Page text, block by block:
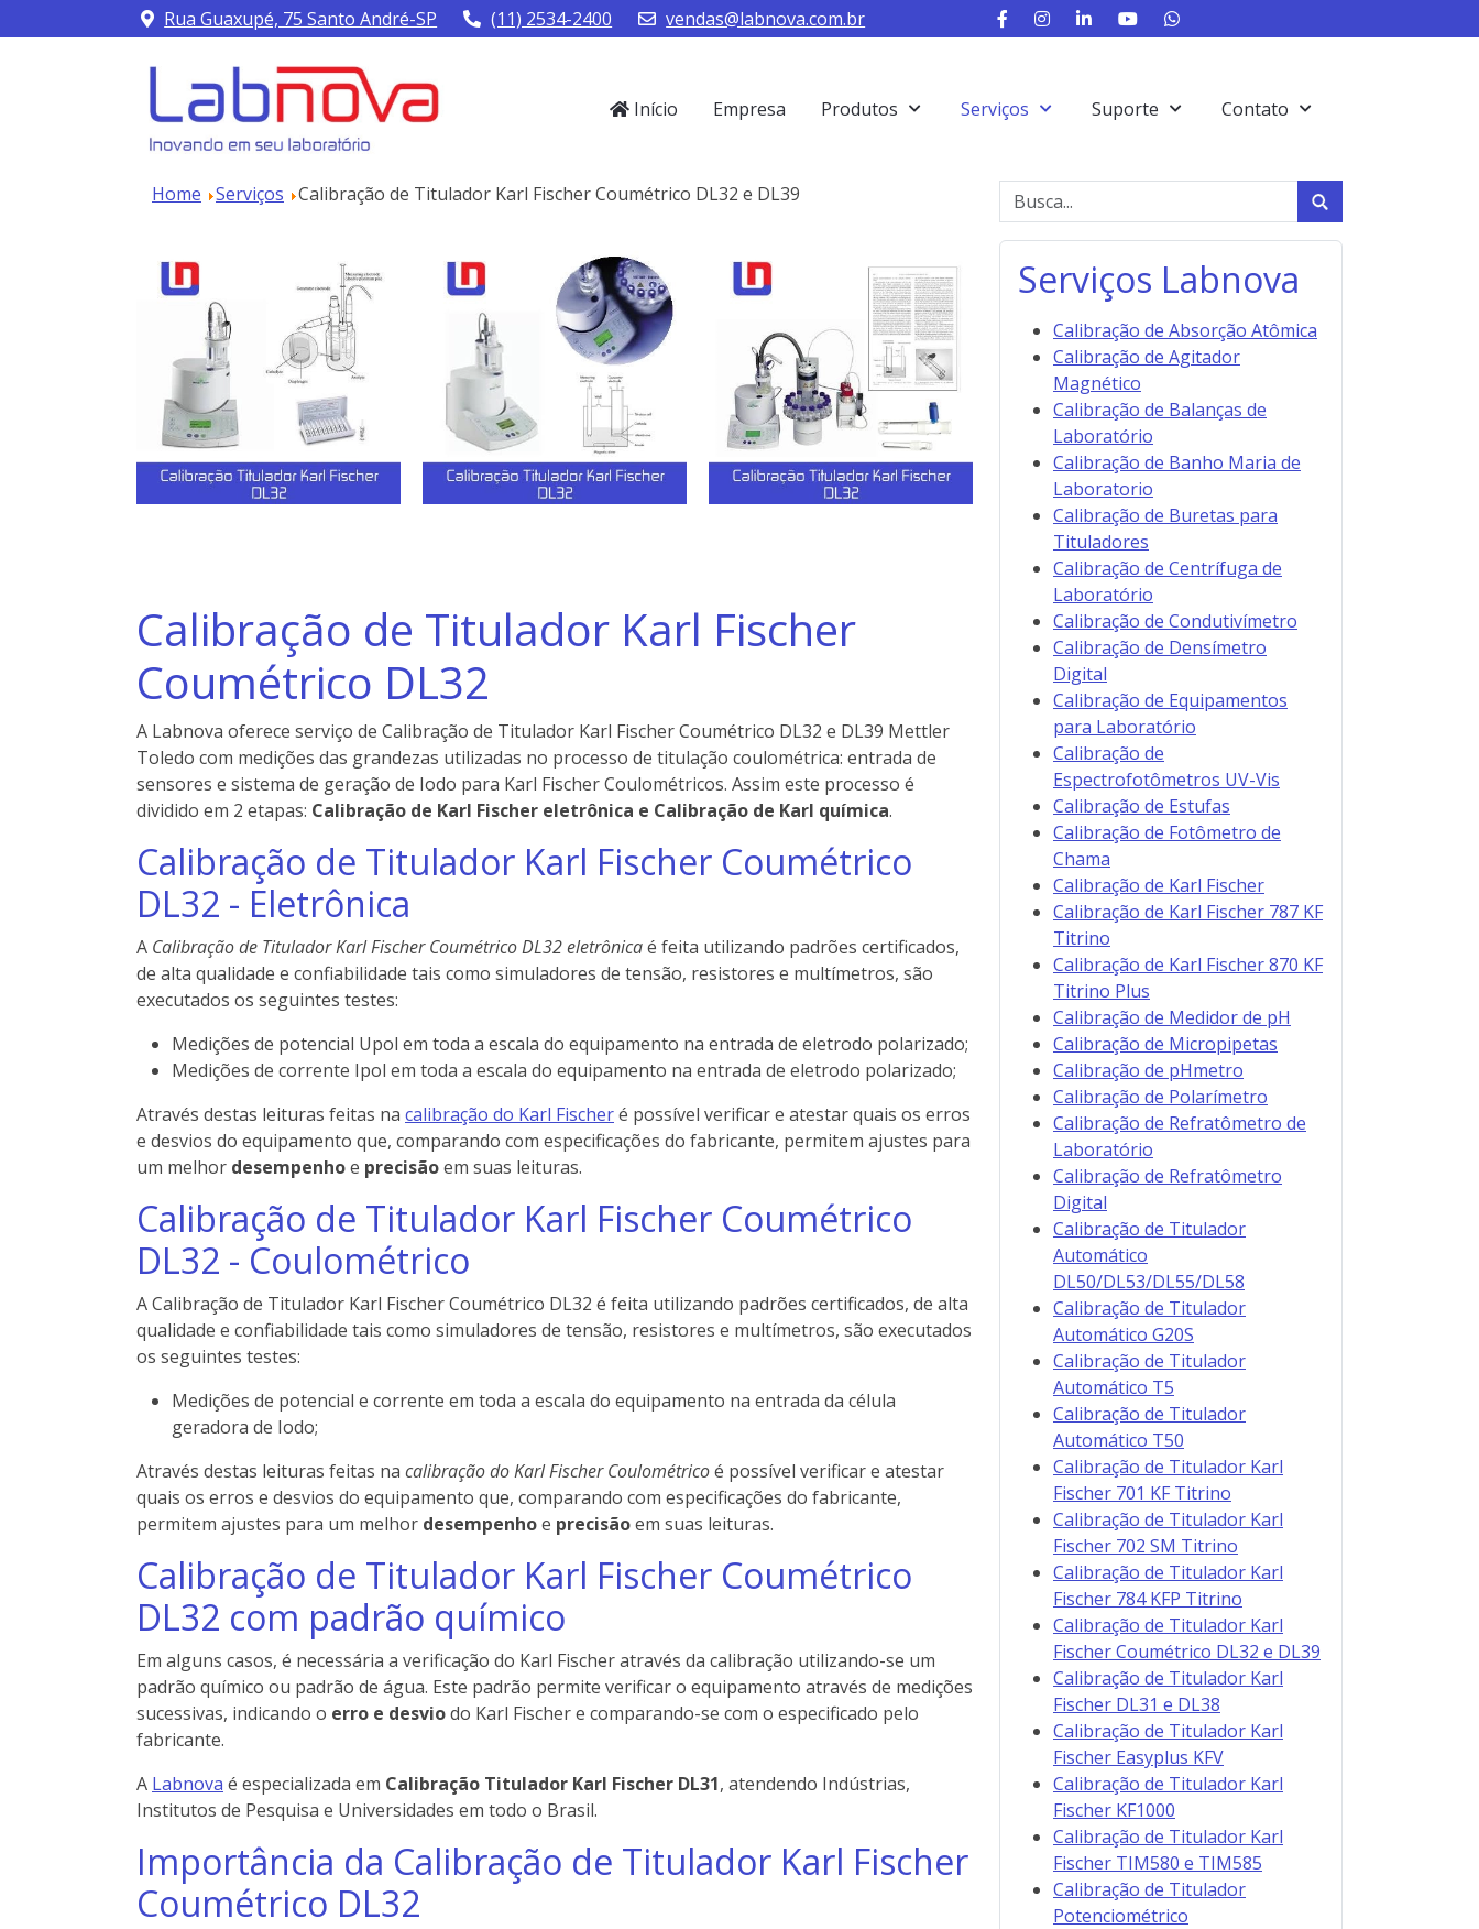
Rua Guaxupé, 75 Santo André-SP (11) 2534-2400 vendas@labnova.com.br
Início Empresa Produtos Serviços Suporte Contato
Home Serviços Calibração de Titulador Karl Fischer Coumétrico DL32 e DL39
Calibração de Titulador Karl Fischer
Coumétrico DL32
A Labnova oferece serviço de Calibração de Titulador Karl Fischer Coumétrico DL32 e DL39 Mettler
Toledo com medições das grandezas utilizadas no processo de titulação coulométrica: entrada de
sensores e sistema de geração de Iodo para Karl Fischer Coulométricos. Assim este processo é
dividido em 2 etapas: Calibração de Karl Fischer eletrônica e Calibração de Karl química.
Calibração de Titulador Karl Fischer Coumétrico
DL32 - Eletrônica
A Calibração de Titulador Karl Fischer Coumétrico DL32 eletrônicaé feita utilizando padrões certificados,
de alta qualidade e confiabilidade tais como simuladores de tensão, resistores e multímetros, são
executados os seguintes testes:
Medições de potencial Upol em toda a escala do equipamento na entrada de eletrodo polarizado;
Medições de corrente Ipol em toda a escala do equipamento na entrada de eletrodo polarizado;
Através destas leituras feitas na calibração do Karl Fischeré possível verificar e atestar quais os erros
e desvios do equipamento que, comparando com especificações do fabricante, permitem ajustes para
um melhor desempenhoe precisãoem suas leituras.
Calibração de Titulador Karl Fischer Coumétrico
DL32 - Coulométrico
A Calibração de Titulador Karl Fischer Coumétrico DL32 é feita utilizando padrões certificados, de alta
qualidade e confiabilidade tais como simuladores de tensão, resistores e multímetros, são executados
os seguintes testes:
Medições de potencial e corrente em toda a escala do equipamento na entrada da célula
geradora de Iodo;
Através destas leituras feitas na calibração do Karl Fischer Coulométricoé possível verificar e atestar
quais os erros e desvios do equipamento que, comparando com especificações do fabricante,
permitem ajustes para um melhor desempenhoe precisãoem suas leituras.
Calibração de Titulador Karl Fischer Coumétrico
DL32 com padrão químico
Em alguns casos, é necessária a verificação do Karl Fischer através da calibração utilizando-se um
padrão químico ou padrão de água. Este padrão permite verificar o equipamento através de medições
sucessivas, indicando o erro e desviodo Karl Fischer e comparando-se com o especificado pelo
fabricante.
A Labnova é especializada em Calibração Titulador Karl Fischer DL31, atendendo Indústrias,
Institutos de Pesquisa e Universidades em todo o Brasil.
Importância da Calibração de Titulador Karl Fischer
Coumétrico DL32
Serviços Labnova
Calibração de Absorção Atômica
Calibração de Agitador
Magnético
Calibração de Balanças de
Laboratório
Calibração de Banho Maria de
Laboratorio
Calibração de Buretas para
Tituladores
Calibração de Centrífuga de
Laboratório
Calibração de Condutivímetro
Calibração de Densímetro
Digital
Calibração de Equipamentos
para Laboratório
Calibração de
Espectrofotômetros UV-Vis
Calibração de Estufas
Calibração de Fotômetro de
Chama
Calibração de Karl Fischer
Calibração de Karl Fischer 787 KF
Titrino
Calibração de Karl Fischer 870 KF
Titrino Plus
Calibração de Medidor de pH
Calibração de Micropipetas
Calibração de pHmetro
Calibração de Polarímetro
Calibração de Refratômetro de
Laboratório
Calibração de Refratômetro
Digital
Calibração de Titulador
Automático
DL50/DL53/DL55/DL58
Calibração de Titulador
Automático G20S
Calibração de Titulador
Automático T5
Calibração de Titulador
Automático T50
Calibração de Titulador Karl
Fischer 701 KF Titrino
Calibração de Titulador Karl
Fischer 702 SM Titrino
Calibração de Titulador Karl
Fischer 784 KFP Titrino
Calibração de Titulador Karl
Fischer Coumétrico DL32 e DL39
Calibração de Titulador Karl
Fischer DL31 e DL38
Calibração de Titulador Karl
Fischer Easyplus KFV
Calibração de Titulador Karl
Fischer KF1000
Calibração de Titulador Karl
Fischer TIM580 e TIM585
Calibração de Titulador
Potenciométrico